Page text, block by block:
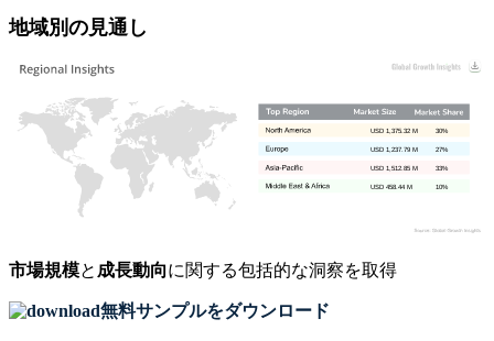
地域別の見通し
10%
USD 458.44 M
33%
USD 1,512.85 M
27%
USD 1,237.79 M
30%
USD 1,375.32 M
市場規模と 成長動向に関する包括的な洞察を取得
無料サンプルをダウンロード